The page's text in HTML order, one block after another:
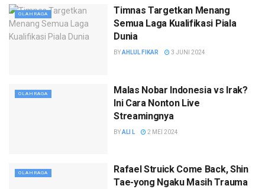
OLAHRAGA
Timnas Targetkan Menang
Semua Laga Kualifikasi Piala
Dunia
BYAHLUL FIKAR 3 JUNI 2024
OLAHRAGA
Malas Nobar Indonesia vs Irak?
Ini Cara Nonton Live
Streamingnya
BYALI L 2 MEI 2024
OLAHRAGA
Rafael Struick Come Back, Shin
Tae-yong Ngaku Masih Trauma